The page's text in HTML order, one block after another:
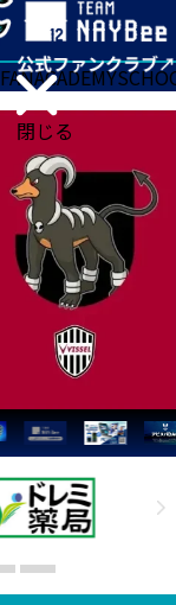
閉じる
FANACADEMY